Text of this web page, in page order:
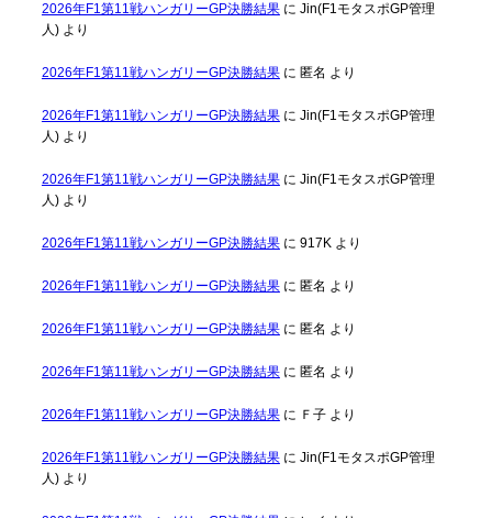
2026年F1第11戦ハンガリーGP決勝結果に Jin(F1モタスポGP管理
人)より
2026年F1第11戦ハンガリーGP決勝結果に 匿名 より
2026年F1第11戦ハンガリーGP決勝結果に Jin(F1モタスポGP管理
人)より
2026年F1第11戦ハンガリーGP決勝結果に Jin(F1モタスポGP管理
人)より
2026年F1第11戦ハンガリーGP決勝結果に 917Kより
2026年F1第11戦ハンガリーGP決勝結果に 匿名 より
2026年F1第11戦ハンガリーGP決勝結果に 匿名 より
2026年F1第11戦ハンガリーGP決勝結果に 匿名 より
2026年F1第11戦ハンガリーGP決勝結果に Ｆ子より
2026年F1第11戦ハンガリーGP決勝結果に Jin(F1モタスポGP管理
人)より